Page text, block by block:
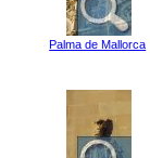
Palma de Mallorca